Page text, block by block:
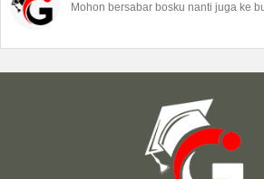
Mohon bersabar bosku nanti juga ke